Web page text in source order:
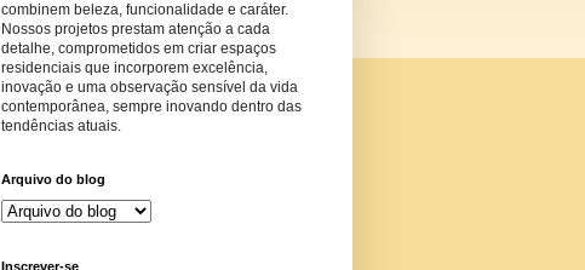
combinem beleza, funcionalidade e caráter.
Nossos projetos prestam atenção a cada
detalhe, comprometidos em criar espaços
residenciais que incorporem excelência,
inovação e uma observação sensível da vida
contemporânea, sempre inovando dentro das
tendências atuais.
Arquivo do blog
Inscrever-se